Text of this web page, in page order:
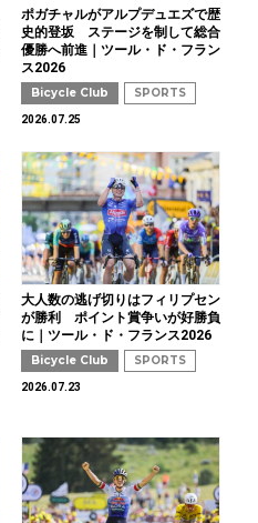
ポガチャルがアルプデュエズで歴
史的登坂 ステージを制して総合
優勝へ前進｜ツール・ド・フラン
ス2026
Bicycle Club SPORTS
2026.07.25
大人数の逃げ切りはフィリプセン
が勝利 ポイント賞争いが好勝負
に｜ツール・ド・フランス2026
Bicycle Club SPORTS
2026.07.23